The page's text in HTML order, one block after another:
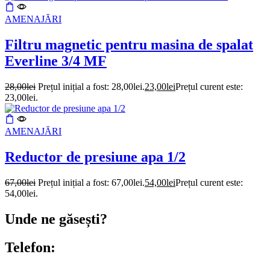
AMENAJĂRI
Filtru magnetic pentru masina de spalat
Everline 3/4 MF
28,00lei Prețul inițial a fost: 28,00lei.23,00leiPrețul curent este:
23,00lei.
AMENAJĂRI
Reductor de presiune apa 1/2
67,00lei Prețul inițial a fost: 67,00lei.54,00leiPrețul curent este:
54,00lei.
Unde ne găsești?
Telefon: